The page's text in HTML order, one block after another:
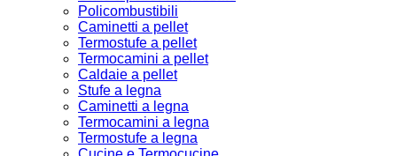
Policombustibili
Caminetti a pellet
Termostufe a pellet
Termocamini a pellet
Caldaie a pellet
Stufe a legna
Caminetti a legna
Termocamini a legna
Termostufe a legna